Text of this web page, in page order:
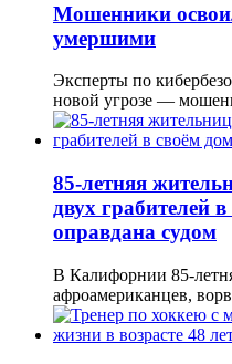
Мошенники
умершими
Эксперты по
новой угрозе —
85-летняя
двух грабителей
оправдана судом
В Калифорнии 85-
афроамериканцев,